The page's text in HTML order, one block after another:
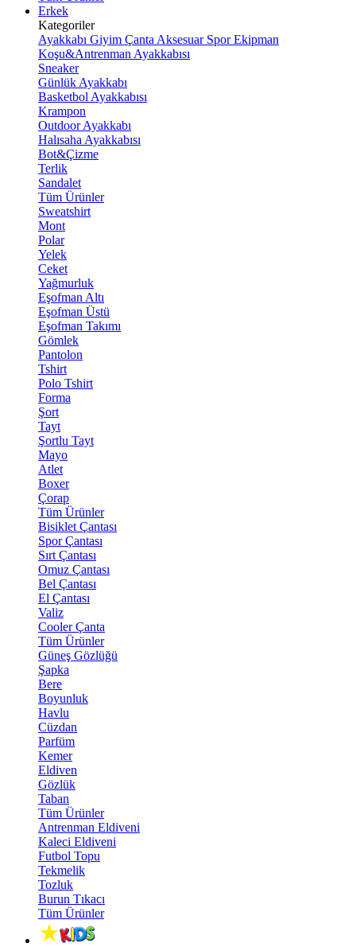
Erkek
Kategoriler
Ayakkabı Giyim Çanta Aksesuar Spor Ekipman
Koşu&Antrenman Ayakkabısı
Sneaker
Günlük Ayakkabı
Basketbol Ayakkabısı
Krampon
Outdoor Ayakkabı
Halısaha Ayakkabısı
Bot&Çizme
Terlik
Sandalet
Tüm Ürünler
Sweatshirt
Mont
Polar
Yelek
Ceket
Yağmurluk
Eşofman Altı
Eşofman Üstü
Eşofman Takımı
Gömlek
Pantolon
Tshirt
Polo Tshirt
Forma
Şort
Tayt
Şortlu Tayt
Mayo
Atlet
Boxer
Çorap
Tüm Ürünler
Bisiklet Çantası
Spor Çantası
Sırt Çantası
Omuz Çantası
Bel Çantası
El Çantası
Valiz
Cooler Çanta
Tüm Ürünler
Güneş Gözlüğü
Şapka
Bere
Boyunluk
Havlu
Cüzdan
Parfüm
Kemer
Eldiven
Gözlük
Taban
Tüm Ürünler
Antrenman Eldiveni
Kaleci Eldiveni
Futbol Topu
Tekmelik
Tozluk
Burun Tıkacı
Tüm Ürünler